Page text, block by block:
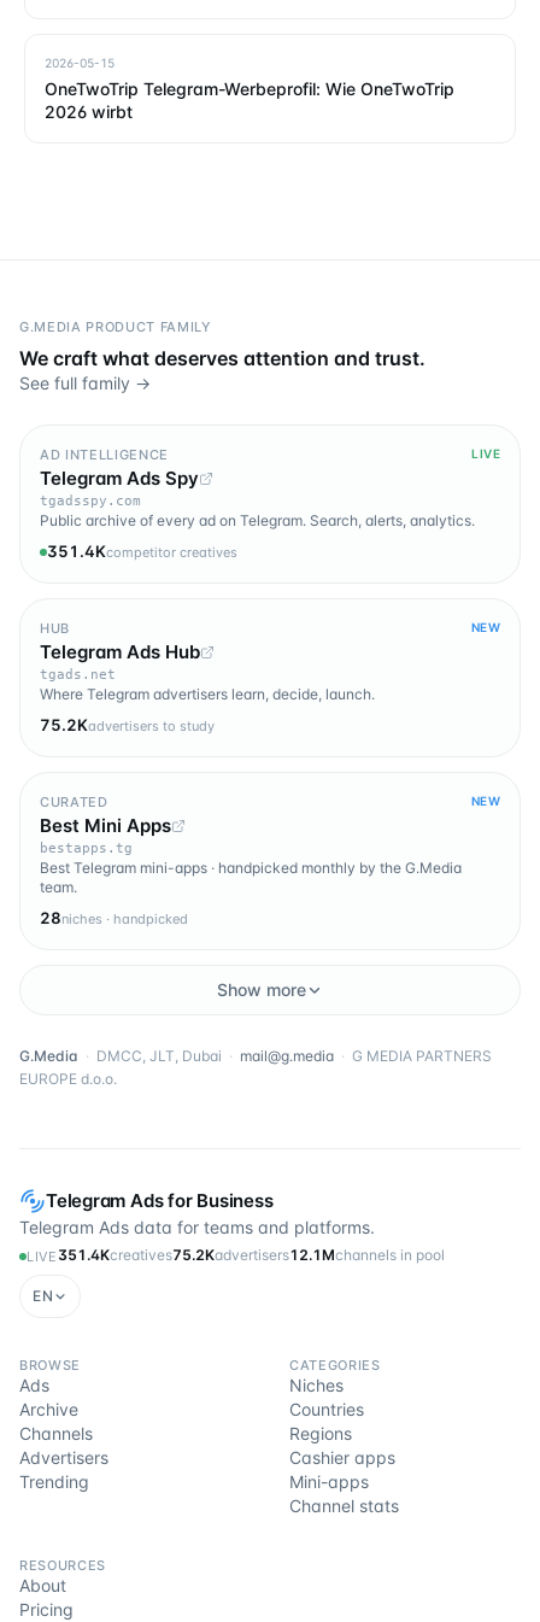
2026-05-15
OneTwoTrip Telegram-Werbeprofil: Wie OneTwoTrip
2026 wirbt
Telegram Ads for Business
Telegram Ads data for teams and platforms.
LIVE 351.4Kcreatives75.2Kadvertisers12.1Mchannels in pool
EN
BROWSE
Ads
Archive
Channels
Advertisers
Trending
CATEGORIES
Niches
Countries
Regions
Cashier apps
Mini-apps
Channel stats
RESOURCES
About
Pricing
G.MEDIA PRODUCT FAMILY
We craft what deserves attention and trust.
See full family →
AD INTELLIGENCE LIVE
Telegram Ads Spy
tgadsspy.com
Public archive of every ad on Telegram. Search, alerts, analytics.
351.4Kcompetitor creatives
HUB NEW
Telegram Ads Hub
tgads.net
Where Telegram advertisers learn, decide, launch.
75.2Kadvertisers to study
CURATED NEW
Best Mini Apps
bestapps.tg
Best Telegram mini-apps · handpicked monthly by the G.Media
team.
28niches · handpicked
Show more
G.Media · DMCC, JLT, Dubai · mail@g.media · G MEDIA PARTNERS
EUROPE d.o.o.